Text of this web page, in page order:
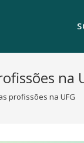
na
profissões na UFG